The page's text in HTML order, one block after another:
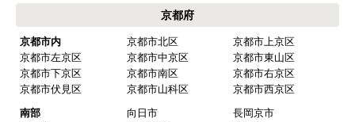
京都府
京都市内 京都市北区
京都市上京区
京都市左京区
京都市中京区
京都市東山区
京都市下京区
京都市南区
京都市右京区
京都市伏見区
京都市山科区
京都市西京区
南部
向日市
長岡京市